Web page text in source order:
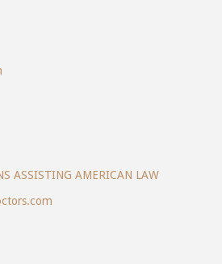
ASSISTING AMERICAN LAW